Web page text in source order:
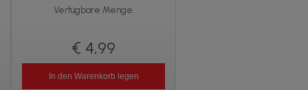
Verfügbare Menge.
€ 4,99
In den Warenkorb legen